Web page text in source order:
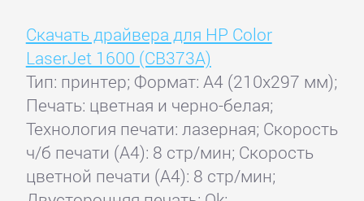
Скачать драйвера для HP Color
LaserJet 1600 (CB373A)
Тип: принтер; Формат: A4 (210x297 мм);
Печать: цветная и черно-белая;
Технология печати: лазерная; Скорость
ч/б печати (А4): 8 стр/мин; Скорость
цветной печати (А4): 8 стр/мин;